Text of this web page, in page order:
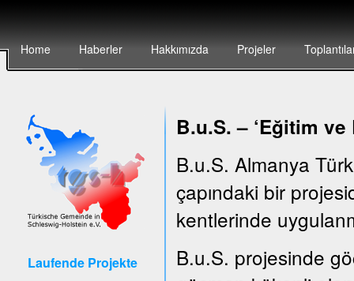
Home Haberler Hakkımızda Projeler
Laufende Projekte
B.u.S. – ‘Eğitim ve
B.u.S. Almanya
çapındaki bir
kentlerinde
B.u.S. projesinde